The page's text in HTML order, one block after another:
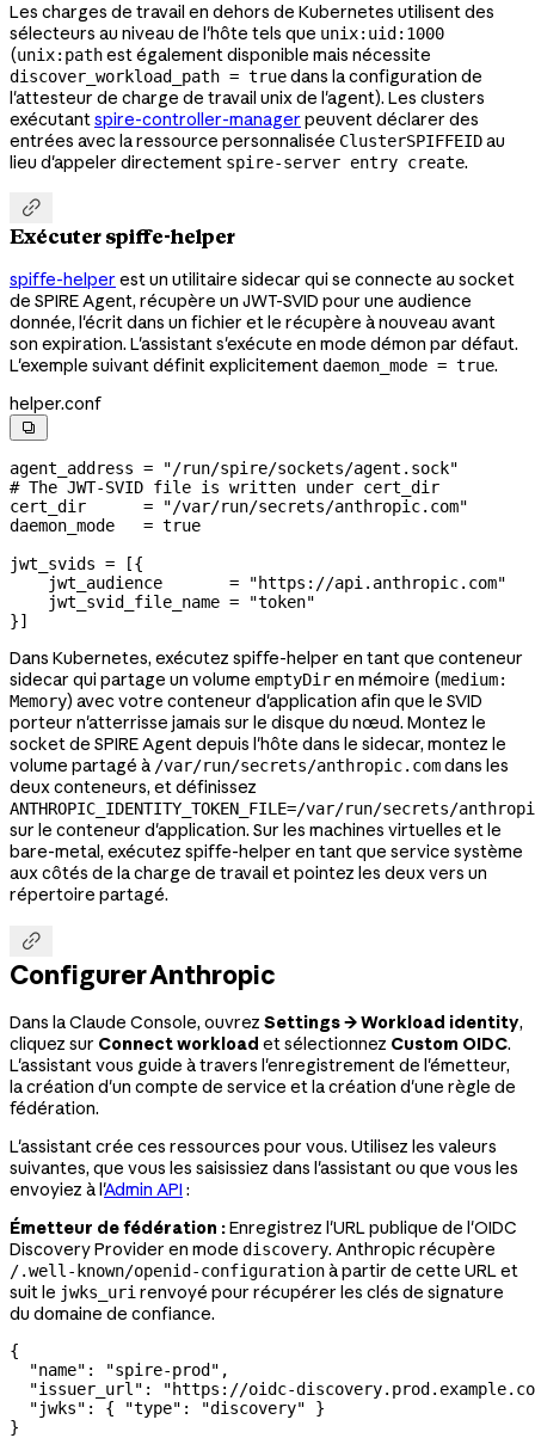
Les charges de travail en dehors de Kubernetes utilisent des
sélecteurs au niveau de l'hôte tels que unix:uid:1000
(unix:pathest également disponible mais nécessite
discover_workload_path = truedans la configuration de
l'attesteur de charge de travail unix de l'agent). Les clusters
exécutantspire-controller-manager peuvent déclarer des
entrées avec la ressource personnalisée ClusterSPIFFEIDau
lieu d'appeler directement spire-server entry create.

Exécuter spiffe-helper
spiffe-helper est un utilitaire sidecar qui se connecte au socket
de SPIRE Agent, récupère un JWT-SVID pour une audience
donnée, l'écrit dans un fichier et le récupère à nouveau avant
son expiration. L'assistant s'exécute en mode démon par défaut.
L'exemple suivant définit explicitementdaemon_mode = true.
helper.conf

agent_address = "/run/spire/sockets/agent.sock"
# The JWT-SVID file is written under cert_dir
cert_dir      = "/var/run/secrets/anthropic.com"
daemon_mode   = true
jwt_svids = [{
    jwt_audience       = "https://api.anthropic.com"
    jwt_svid_file_name = "token"
}]
Dans Kubernetes, exécutez spiffe-helper en tant que conteneur
sidecar qui partage un volume emptyDiren mémoire (medium:
Memory) avec votre conteneur d'application afin que le SVID
porteur n'atterrisse jamais sur le disque du nœud. Montez le
socket de SPIRE Agent depuis l'hôte dans le sidecar, montez le
volume partagé à /var/run/secrets/anthropic.comdans les
deux conteneurs, et définissez
ANTHROPIC_IDENTITY_TOKEN_FILE=/var/run/secrets/
sur le conteneur d'application. Sur les machines virtuelles et le
bare-metal, exécutez spiffe-helper en tant que service système
aux côtés de la charge de travail et pointez les deux vers un
répertoire partagé.

Configurer Anthropic
Dans la Claude Console, ouvrez Settings → Workload identity,
cliquez sur Connect workload et sélectionnez Custom OIDC.
L'assistant vous guide à travers l'enregistrement de l'émetteur,
la création d'un compte de service et la création d'une règle de
fédération.
L'assistant crée ces ressources pour vous. Utilisez les valeurs
suivantes, que vous les saisissiez dans l'assistant ou que vous les
envoyiez à l'Admin API :
Émetteur de fédération :Enregistrez l'URL publique de l'OIDC
Discovery Provider en mode discovery. Anthropic récupère
/.well-known/openid-configurationà partir de cette URL et
suit le jwks_uri renvoyé pour récupérer les clés de signature
du domaine de confiance.
{
  "name"
: "spire-prod" ,
  "issuer_url"
:
"https://oidc-
  "jwks"
: { "type" : "discovery" }
}